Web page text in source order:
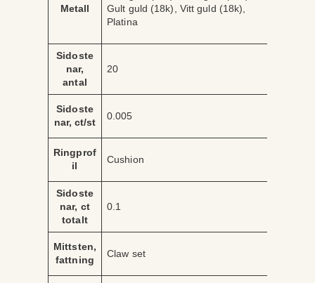
t
ä
e
Metall
Gult guld (18k), Vitt guld (18k),
Platina
Sidoste
nar,
antal
20
Sidoste
nar, ct/st
0.005
Ringprof
il
Cushion
Sidoste
nar, ct
totalt
0.1
Mittsten,
fattning
Claw set